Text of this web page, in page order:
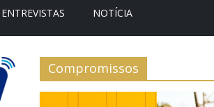
ENTREVISTAS NOTÍCIA
Compromissos